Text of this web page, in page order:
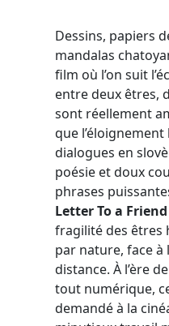
Dessins, papiers
mandalas
film où l’on suit
entre deux êtres,
sont réellement
que l’éloignement
dialogues en
poésie et doux
phrases
Letter To a Friend
fragilité des êtres
par nature, face à
distance. À l’ère
tout numérique,
demandé à la